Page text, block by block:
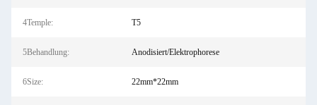
4Temple: T5
5Behandlung: Anodisiert/Elektrophorese
6Size: 22mm*22mm